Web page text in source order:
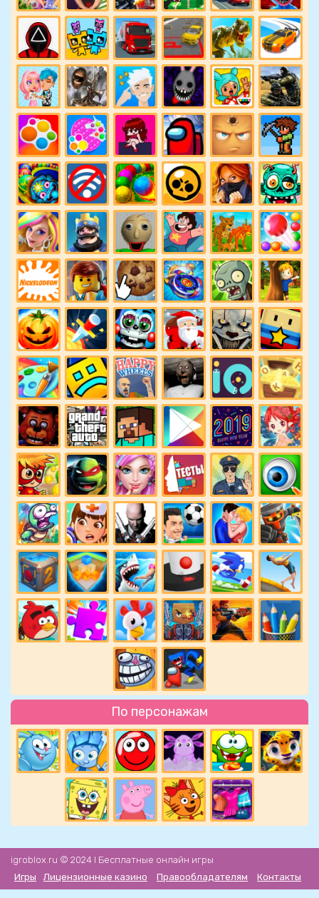
По персонажам
igroblox.ru © 2024 l Бесплатные онлайн игры
Игры
Лицензионные казино Правообладателям Контакты